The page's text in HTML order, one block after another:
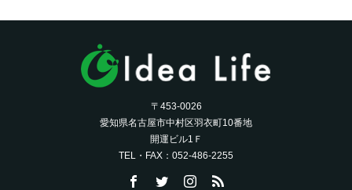
〒453-0026
愛知県名古屋市中村区羽衣町10番地
開運ビル1Ｆ
TEL・FAX：052-486-2255